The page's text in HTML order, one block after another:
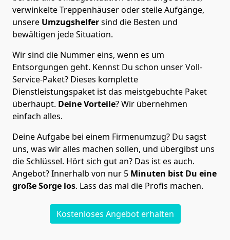
verwinkelte Treppenhäuser oder steile Aufgänge,
unsere Umzugshelfersind die Besten und
bewältigen jede Situation.
Wir sind die Nummer eins, wenn es um
Entsorgungen geht. Kennst Du schon unser Voll-
Service-Paket? Dieses komplette
Dienstleistungspaket ist das meistgebuchte Paket
überhaupt. Deine Vorteile? Wir übernehmen
einfach alles.
Deine Aufgabe bei einem Firmenumzug? Du sagst
uns, was wir alles machen sollen, und übergibst uns
die Schlüssel. Hört sich gut an? Das ist es auch.
Angebot? Innerhalb von nur 5 Minuten bist Du eine
große Sorge los. Lass das mal die Profis machen.
Kostenloses Angebot erhalten